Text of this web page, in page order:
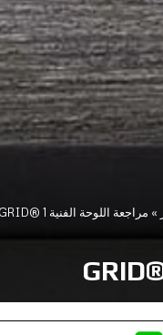
» مراجعة اللوحة الفنية GRID® 1